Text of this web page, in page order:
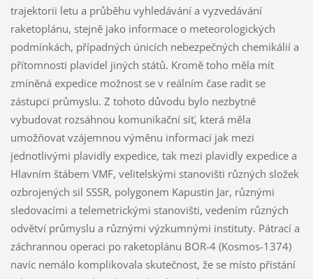
trajektorii letu a průběhu vyhledávání a vyzvedávání
raketoplánu, stejně jako informace o meteorologických
podmínkách, případných únicích nebezpečných chemikálií a
přítomnosti plavidel jiných států. Kromě toho měla mít
zmíněná expedice možnost se v reálním čase radit se
zástupci průmyslu. Z tohoto důvodu bylo nezbytné
vybudovat rozsáhnou komunikační síť, která měla
umožňovat vzájemnou výměnu informací jak mezi
jednotlivými plavidly expedice, tak mezi plavidly expedice a
Hlavním štábem VMF, velitelskými stanovišti různých složek
ozbrojených sil SSSR, polygonem Kapustin Jar, různými
sledovacími a telemetrickými stanovišti, vedením různých
odvětví průmyslu a různými výzkumnými instituty. Pátrací a
záchrannou operaci po raketoplánu BOR-4 (Kosmos-1374)
navíc nemálo komplikovala skutečnost, že se místo přistání